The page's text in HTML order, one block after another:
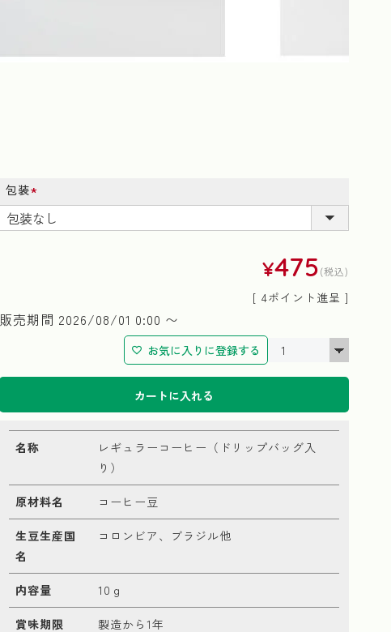
包装
(必
須)
¥475 税込
[ 4ポイント進呈 ]
販売期間 2026/08/01 0:00 〜
お気に入りに登録する
カートに入れる
名称
レギュラーコーヒー（ドリップバッグ入
り）
原材料名 コーヒー豆
生豆生産国
名
コロンビア、ブラジル他
内容量 10ｇ
賞味期限 製造から1年